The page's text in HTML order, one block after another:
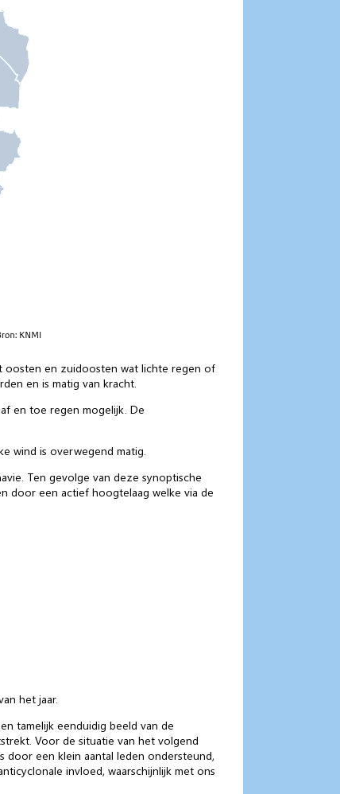
oosten en zuidoosten wat lichte regen of
en is matig van kracht.
en toe regen mogelijk. De
wind is overwegend matig.
Ten gevolge van deze synoptische
door een actief hoogtelaag welke via de
het jaar.
tamelijk eenduidig beeld van de
Voor de situatie van het volgend
een klein aantal leden ondersteund,
invloed, waarschijnlijk met ons